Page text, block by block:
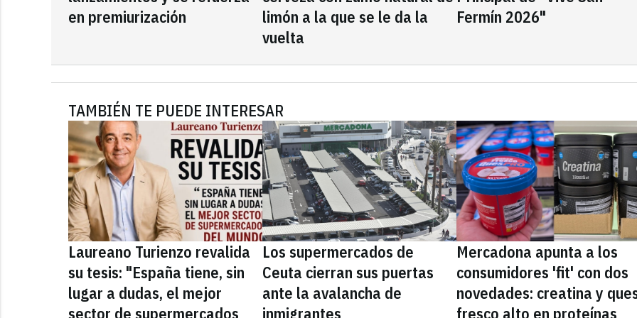
en premiurización
limón a la que se le da la
vuelta
Fermín 2026"
TAMBIÉN TE PUEDE INTERESAR
Laureano Turienzo revalida
su tesis: "España tiene, sin
lugar a dudas, el mejor
sector de supermercados
Los supermercados de
Ceuta cierran sus puertas
ante la avalancha de
inmigrantes
Mercadona apunta a los
consumidores 'fit' con dos
novedades: creatina y
fresco alto en proteínas